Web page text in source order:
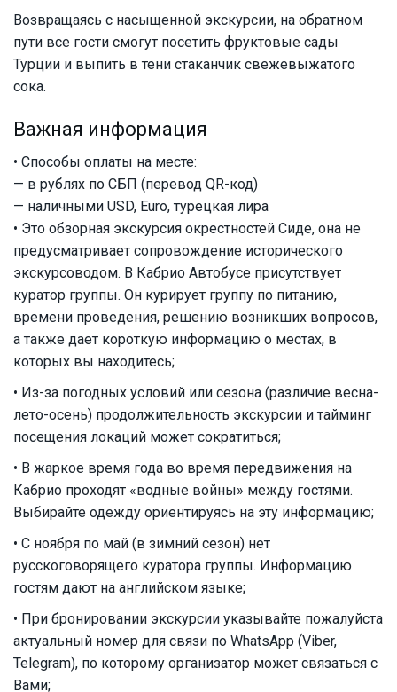
Возвращаясь с насыщенной экскурсии, на обратном
пути все гости смогут посетить фруктовые сады
Турции и выпить в тени стаканчик свежевыжатого
сока.
Важная информация
• Способы оплаты на месте:
— в рублях по СБП (перевод QR-код)
— наличными USD, Euro, турецкая лира
• Это обзорная экскурсия окрестностей Сиде, она не
предусматривает сопровождение исторического
экскурсоводом. В Кабрио Автобусе присутствует
куратор группы. Он курирует группу по питанию,
времени проведения, решению возникших вопросов,
а также дает короткую информацию о местах, в
которых вы находитесь;
• Из-за погодных условий или сезона (различие весна-
лето-осень) продолжительность экскурсии и тайминг
посещения локаций может сократиться;
• В жаркое время года во время передвижения на
Кабрио проходят «водные войны» между гостями.
Выбирайте одежду ориентируясь на эту информацию;
• С ноября по май (в зимний сезон) нет
русскоговорящего куратора группы. Информацию
гостям дают на английском языке;
• При бронировании экскурсии указывайте пожалуйста
актуальный номер для связи по WhatsApp (Viber,
Telegram), по которому организатор может связаться с
Вами;